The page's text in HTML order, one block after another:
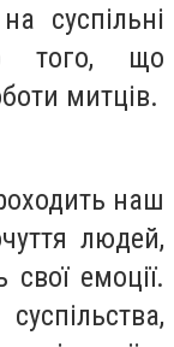
суспільні
того, що
митців.
наш
людей,
емоції.